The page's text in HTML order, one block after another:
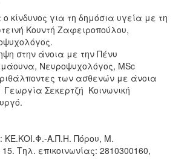
ο κίνδυνος για τη δημόσια υγεία με τη
Κουντή Ζαφειροπούλου,
στην άνοια με την Πένυ
Νευροψυχολόγος, MSc
των ασθενών με άνοια
Γεωργία Σεκερτζή Κοινωνική
ΚΕ.ΚΟΙ.Φ.-Α.Π.Η. Πόρου, Μ.
Τηλ. επικοινωνίας: 2810300160,